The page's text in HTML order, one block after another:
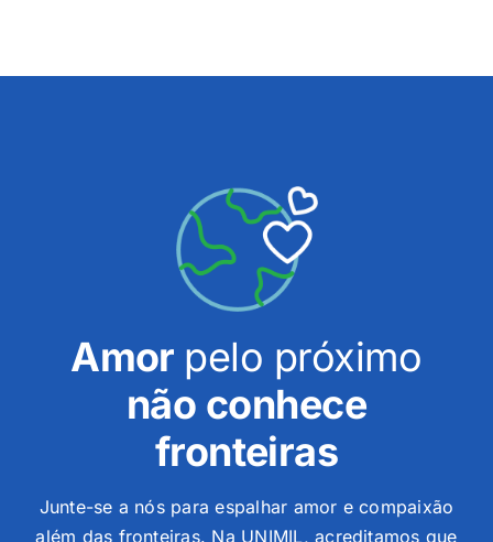
Amor pelo próximo
não conhece
fronteiras
Junte-se a nós para espalhar amor e compaixão
além das fronteiras. Na UNIMIL, acreditamos que